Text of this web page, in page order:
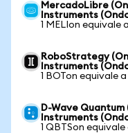
MercadoLibre
Instruments
1 MELIon equivale
RoboStrategy
Instruments
1 BOTon equivale
D-Wave
Instruments
1 QBTSon